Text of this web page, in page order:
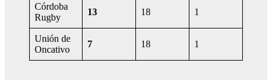
Córdoba
Rugby
13 18 1
Unión de
Oncativo
7 18 1